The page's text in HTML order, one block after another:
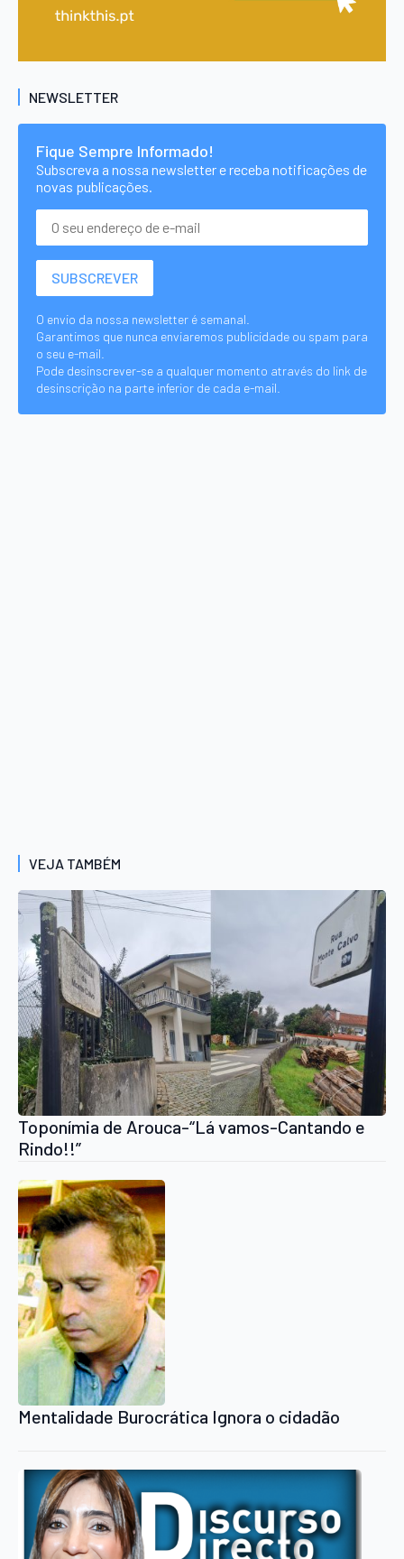
NEWSLETTER
Fique Sempre Informado!
Subscreva a nossa newsletter e receba notificações de
novas publicações.
O envio da nossa newsletter é semanal.
Garantimos que nunca enviaremos publicidade ou spam para
o seu e-mail.
Pode desinscrever-se a qualquer momento através do link de
desinscrição na parte inferior de cada e-mail.
VEJA TAMBÉM
Toponímia de Arouca-“Lá vamos-Cantando e
Rindo!!”
Mentalidade Burocrática Ignora o cidadão